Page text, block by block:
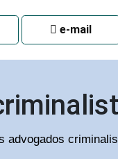
e-mail
advogados